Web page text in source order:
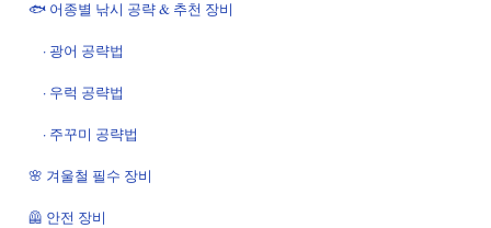
🐟 어종별 낚시 공략 & 추천 장비
· 광어 공략법
· 우럭 공략법
· 주꾸미 공략법
🌸 겨울철 필수 장비
🦺 안전 장비